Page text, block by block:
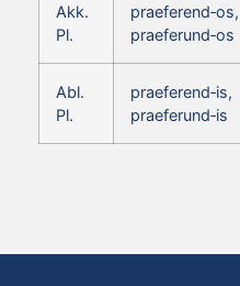
Akk.
Pl.
praeferend‑os,
praeferund‑os
Abl.
Pl.
praeferend‑is,
praeferund‑is